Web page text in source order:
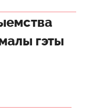
гэты